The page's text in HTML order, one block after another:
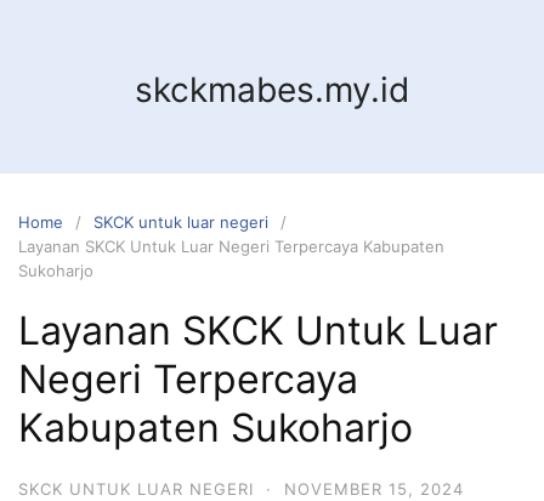
skckmabes.my.id
Home
SKCK untuk luar negeri
Layanan SKCK Untuk Luar Negeri Terpercaya Kabupaten
Sukoharjo
Layanan SKCK Untuk Luar
Negeri Terpercaya
Kabupaten Sukoharjo
SKCK UNTUK LUAR NEGERI · NOVEMBER 15, 2024